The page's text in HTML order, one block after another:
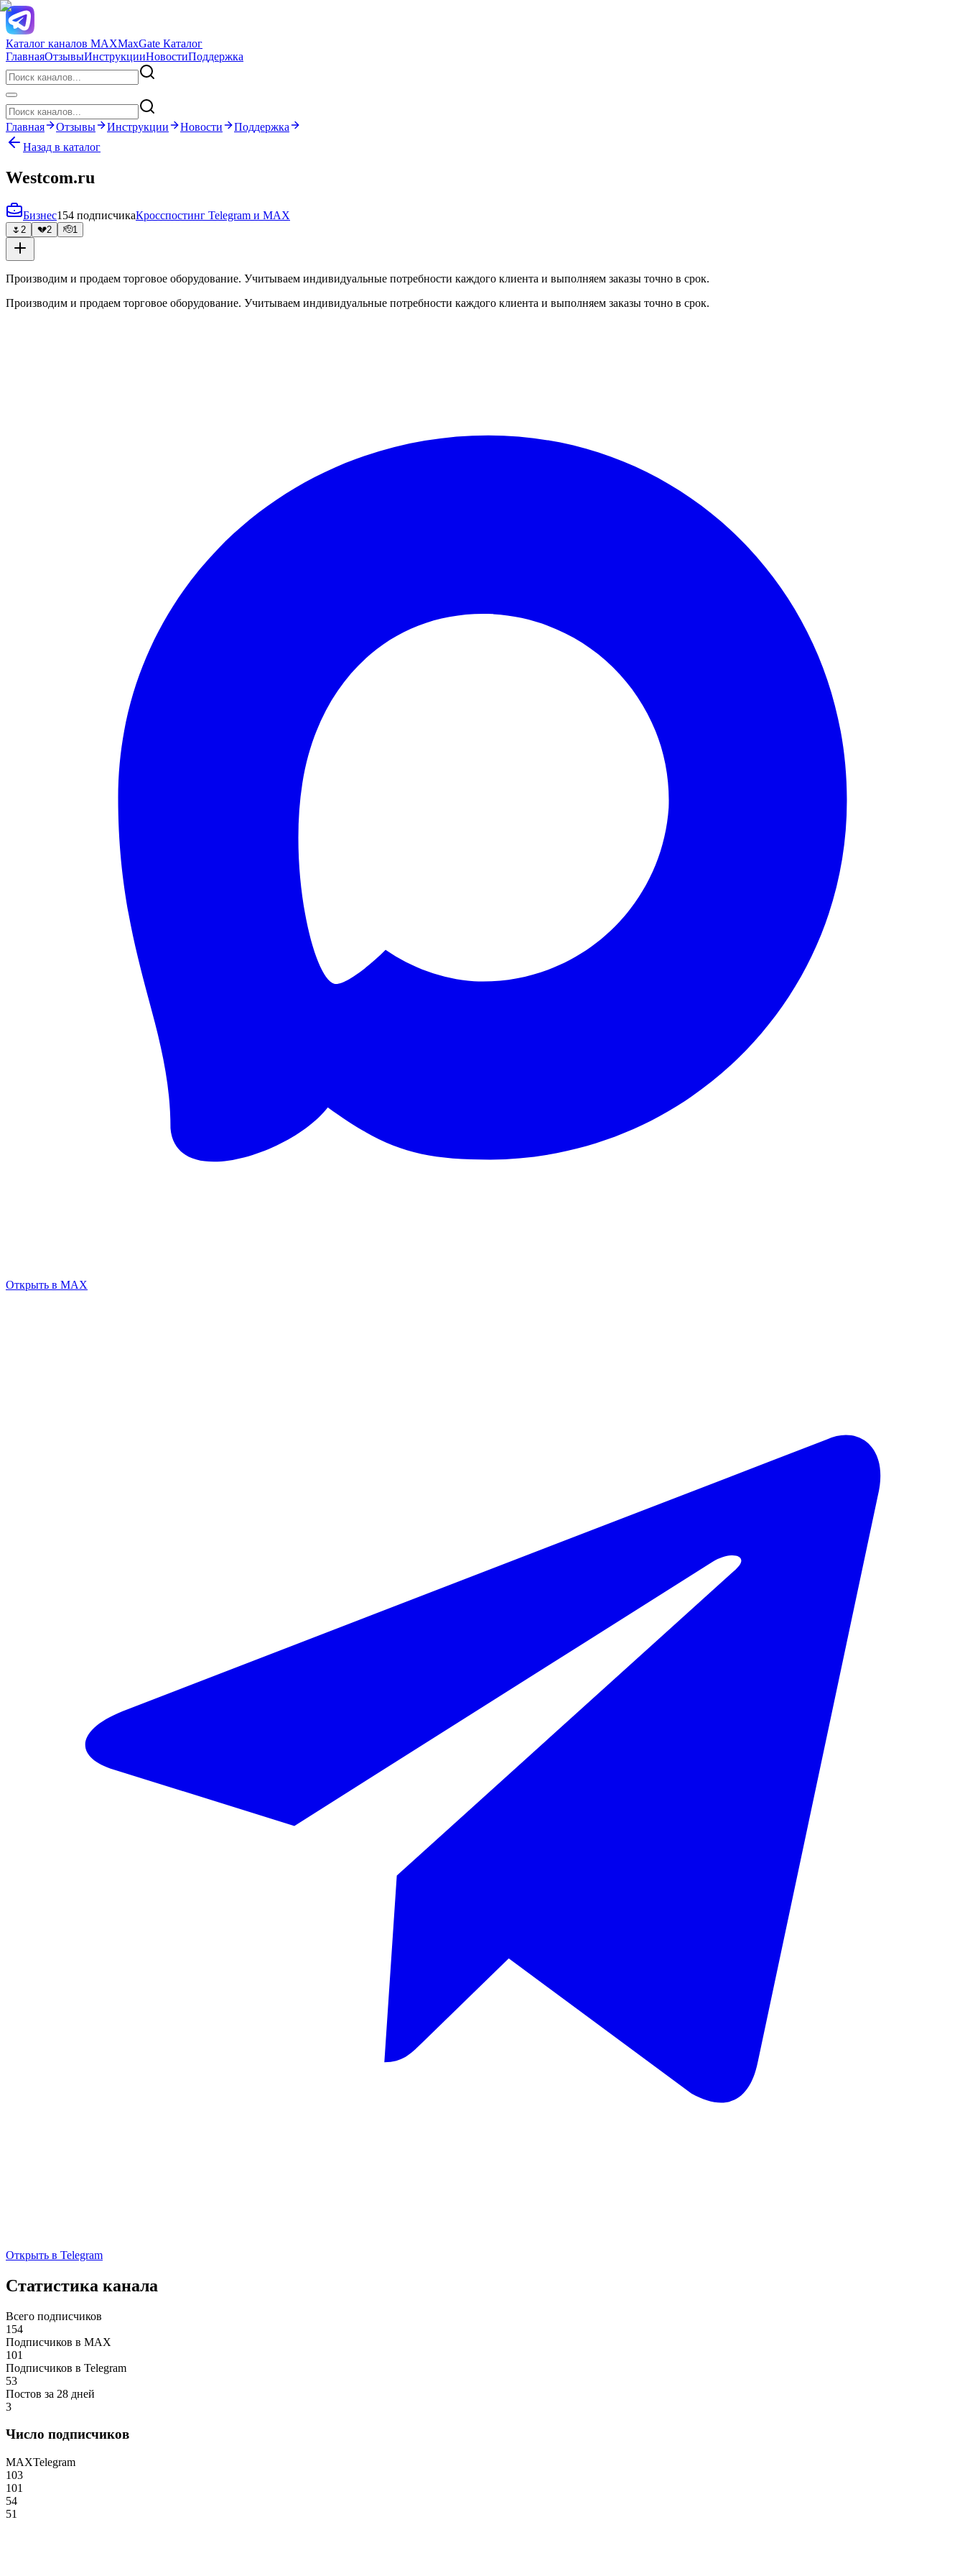
Каталог каналов MAXMaxGate Каталог
ГлавнаяОтзывыИнструкцииНовостиПоддержка
Главная Отзывы Инструкции Новости
Поддержка
Назад в каталог
Westcom.ru
Бизнес154 подписчикаКросспостинг Telegram и MAX
🌷 2 💔2 🫡1
Производим и продаем торговое оборудование. Учитываем индивидуальные потребности каждого клиента и выполняем заказы точно в срок.
Производим и продаем торговое оборудование. Учитываем индивидуальные потребности каждого клиента и выполняем заказы точно в срок.
Открыть в MAX
Открыть в Telegram
Статистика канала
Всего подписчиков
154
Подписчиков в MAX
101
Подписчиков в Telegram
53
Постов за 28 дней
3
Число подписчиков
MAXTelegram
103
101
54
51